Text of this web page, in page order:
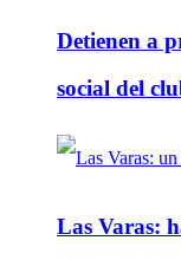
Detienen a
social del
Las Varas: